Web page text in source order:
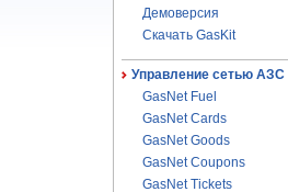
Демоверсия
Скачать GasKit
Управление сетью АЗС
GasNet Fuel
GasNet Cards
GasNet Goods
GasNet Coupons
GasNet Tickets